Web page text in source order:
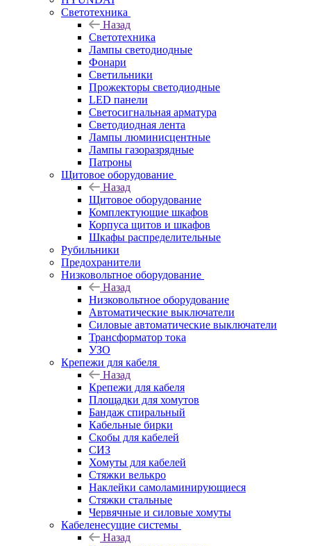
Светотехника
Назад
Светотехника
Лампы светодиодные
Фонари
Светильники
Прожекторы светодиодные
LED панели
Светосигнальная арматура
Светодиодная лента
Лампы люминисцентные
Лампы газоразрядные
Патроны
Щитовое оборудование
Назад
Щитовое оборудование
Комплектующие шкафов
Корпуса щитов и шкафов
Шкафы распределительные
Рубильники
Предохранители
Низковольтное оборудование
Назад
Низковольтное оборудование
Автоматические выключатели
Силовые автоматические выключатели
Трансформатор тока
УЗО
Крепежи для кабеля
Назад
Крепежи для кабеля
Площадки для хомутов
Бандаж спиральный
Кабельные бирки
Cкобы для кабелей
СИЗ
Хомуты для кабелей
Стяжки велькро
Наклейки самоламинирующиеся
Стяжки стальные
Червячные и силовые хомуты
Кабеленесущие системы
Назад